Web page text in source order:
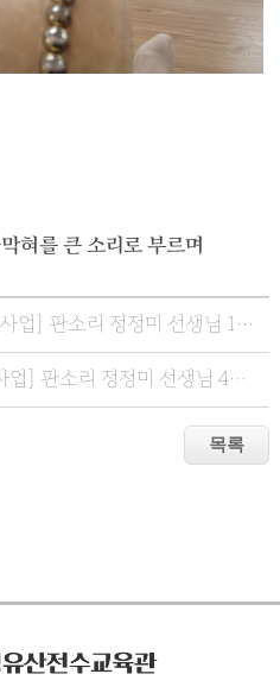
혀를 큰 소리로 부르며
[예능 활성화사업] 판소리 정정미 선생님 10월 4일 활성화 수업
예능 활성화사업] 판소리 정정미 선생님 4월 12일 활성화 수업